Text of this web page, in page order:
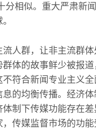
分相似。重大严肃新
人群，让非主流群体
群体的故事鲜少被报
符合新闻专业主义全
息的均衡传播。经济
体制下传媒功能存在
，传媒监督市场的功